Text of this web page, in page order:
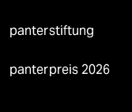
panterstiftung
panterpreis 2026